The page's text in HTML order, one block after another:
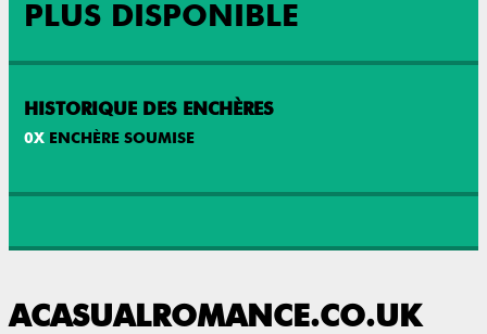
PLUS DISPONIBLE
HISTORIQUE DES ENCHÈRES
0X ENCHÈRE SOUMISE
ACASUALROMANCE.CO.UK